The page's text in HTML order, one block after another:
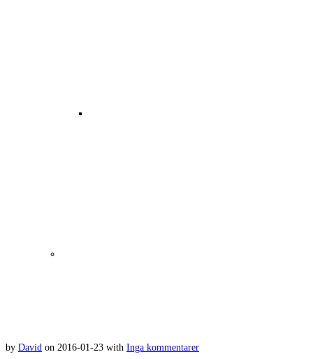
Västerås
by David on 2016-01-23 with Inga kommentarer